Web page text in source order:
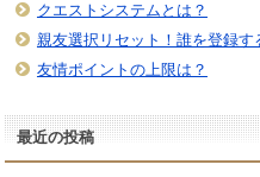
クエストシステムとは？
親友選択リセット！誰を登録す
友情ポイントの上限は？
最近の投稿